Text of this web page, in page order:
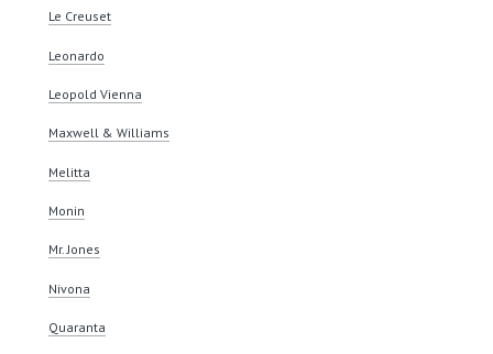
Le Creuset
Leonardo
Leopold Vienna
Maxwell & Williams
Melitta
Monin
Mr. Jones
Nivona
Quaranta